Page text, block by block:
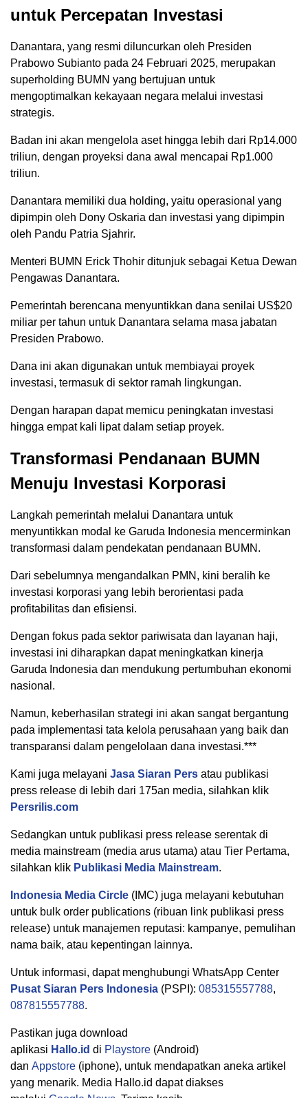
untuk Percepatan Investasi
Danantara, yang resmi diluncurkan oleh Presiden
Prabowo Subianto pada 24 Februari 2025, merupakan
superholding BUMN yang bertujuan untuk
mengoptimalkan kekayaan negara melalui investasi
strategis.
Badan ini akan mengelola aset hingga lebih dari Rp14.000
triliun, dengan proyeksi dana awal mencapai Rp1.000
triliun.
Danantara memiliki dua holding, yaitu operasional yang
dipimpin oleh Dony Oskaria dan investasi yang dipimpin
oleh Pandu Patria Sjahrir.
Menteri BUMN Erick Thohir ditunjuk sebagai Ketua Dewan
Pengawas Danantara.
Pemerintah berencana menyuntikkan dana senilai US$20
miliar per tahun untuk Danantara selama masa jabatan
Presiden Prabowo.
Dana ini akan digunakan untuk membiayai proyek
investasi, termasuk di sektor ramah lingkungan.
Dengan harapan dapat memicu peningkatan investasi
hingga empat kali lipat dalam setiap proyek.
Transformasi Pendanaan BUMN
Menuju Investasi Korporasi
Langkah pemerintah melalui Danantara untuk
menyuntikkan modal ke Garuda Indonesia mencerminkan
transformasi dalam pendekatan pendanaan BUMN.
Dari sebelumnya mengandalkan PMN, kini beralih ke
investasi korporasi yang lebih berorientasi pada
profitabilitas dan efisiensi.
Dengan fokus pada sektor pariwisata dan layanan haji,
investasi ini diharapkan dapat meningkatkan kinerja
Garuda Indonesia dan mendukung pertumbuhan ekonomi
nasional.
Namun, keberhasilan strategi ini akan sangat bergantung
pada implementasi tata kelola perusahaan yang baik dan
transparansi dalam pengelolaan dana investasi.***
Kami juga melayani Jasa Siaran Pers atau publikasi
press release di lebih dari 175an media, silahkan klik
Persrilis.com
Sedangkan untuk publikasi press release serentak di
media mainstream (media arus utama) atau Tier Pertama,
silahkan klik Publikasi Media Mainstream.
Indonesia Media Circle (IMC) juga melayani kebutuhan
untuk bulk order publications (ribuan link publikasi press
release) untuk manajemen reputasi: kampanye, pemulihan
nama baik, atau kepentingan lainnya.
Untuk informasi, dapat menghubungi WhatsApp Center
Pusat Siaran Pers Indonesia (PSPI): 085315557788,
087815557788.
Pastikan juga download
aplikasi Hallo.id di Playstore (Android)
dan Appstore (iphone), untuk mendapatkan aneka artikel
yang menarik. Media Hallo.id dapat diakses